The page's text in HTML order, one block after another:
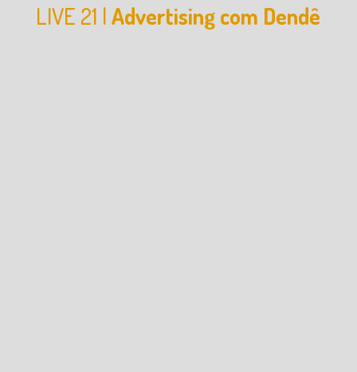
LIVE 21 |Advertising com Dendê